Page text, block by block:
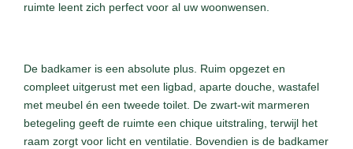
ruimte leent zich perfect voor al uw woonwensen.
De badkamer is een absolute plus. Ruim opgezet en
compleet uitgerust met een ligbad, aparte douche, wastafel
met meubel én een tweede toilet. De zwart-wit marmeren
betegeling geeft de ruimte een chique uitstraling, terwijl het
raam zorgt voor licht en ventilatie. Bovendien is de badkamer